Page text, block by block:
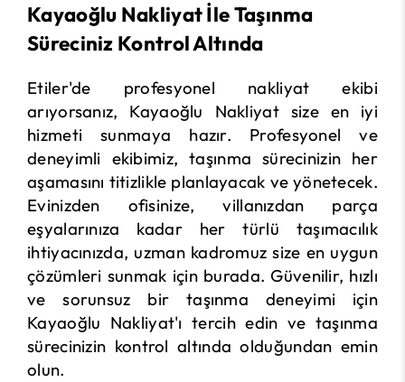
Kayaoğlu Nakliyat İle Taşınma
Süreciniz Kontrol Altında
Etiler'de profesyonel nakliyat ekibi
arıyorsanız, Kayaoğlu Nakliyat size en iyi
hizmeti sunmaya hazır. Profesyonel ve
deneyimli ekibimiz, taşınma sürecinizin her
aşamasını titizlikle planlayacak ve yönetecek.
Evinizden ofisinize, villanızdan parça
eşyalarınıza kadar her türlü taşımacılık
ihtiyacınızda, uzman kadromuz size en uygun
çözümleri sunmak için burada. Güvenilir, hızlı
ve sorunsuz bir taşınma deneyimi için
Kayaoğlu Nakliyat'ı tercih edin ve taşınma
sürecinizin kontrol altında olduğundan emin
olun.